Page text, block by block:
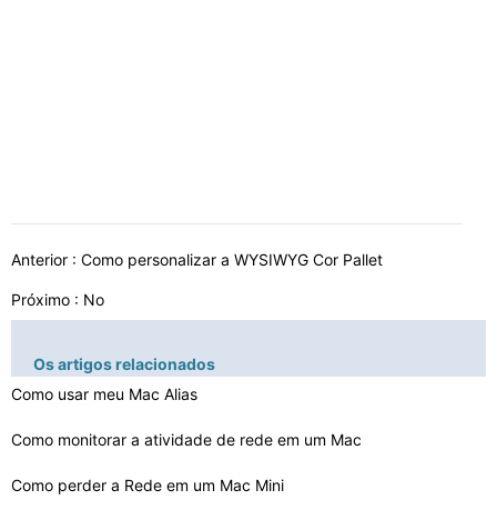
Anterior : Como personalizar a WYSIWYG Cor Pallet
Próximo : No
Os artigos relacionados
Como usar meu Mac Alias ​​
Como monitorar a atividade de rede em um Mac
Como perder a Rede em um Mac Mini